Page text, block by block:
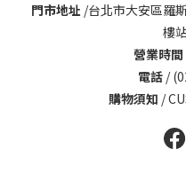
門市地址 /台北市大安區羅
樓
營業時間
電話 /
購物須知 /